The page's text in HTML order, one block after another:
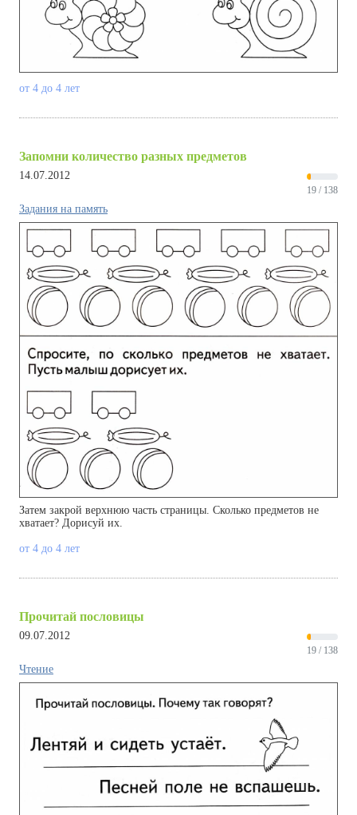
от 4 до 4 лет
Запомни количество разных предметов
14.07.2012
19 / 138
Задания на память
Затем закрой верхнюю часть страницы. Сколько предметов не
хватает? Дорисуй их.
от 4 до 4 лет
Прочитай пословицы
09.07.2012
19 / 138
Чтение